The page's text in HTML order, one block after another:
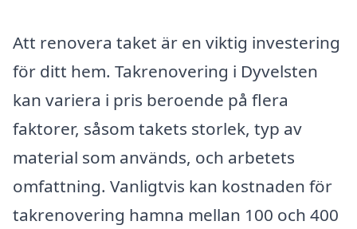
Att renovera taket är en viktig investering
för ditt hem. Takrenovering i Dyvelsten
kan variera i pris beroende på flera
faktorer, såsom takets storlek, typ av
material som används, och arbetets
omfattning. Vanligtvis kan kostnaden för
takrenovering hamna mellan 100 och 400